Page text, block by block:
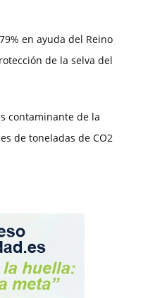
en ayuda del Reino
de la selva del
contaminante de la
de toneladas de CO2